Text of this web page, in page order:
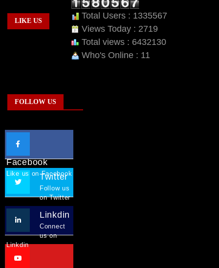
LIKE US
Total Users : 1335567
Views Today : 2719
Total views : 6432130
Who's Online : 11
FOLLOW US
Facebook
Like us on Facebook
Twitter
Follow us
on Twitter
Linkdin
Connect
us on
Linkdin